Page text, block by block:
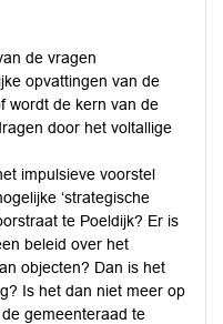
de vragen
opvattingen van de
wordt de kern van de
door het voltallige
impulsieve voorstel
‘strategische
te Poeldijk? Er is
beleid over het
objecten? Dan is het
Is het dan niet meer op
gemeenteraad te